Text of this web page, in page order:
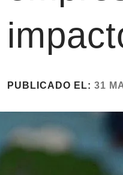
PUBLICADO EL: 31